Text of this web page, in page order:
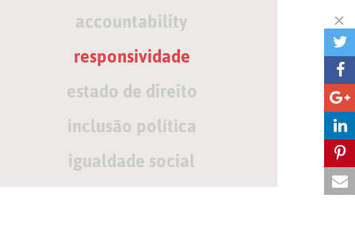
accountability
responsividade
estado de direito
inclusão política
igualdade social